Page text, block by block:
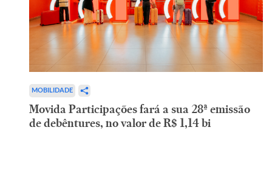
MOBILIDADE
Movida Participações fará a sua 28ª emissão
de debêntures, no valor de R$ 1,14 bi